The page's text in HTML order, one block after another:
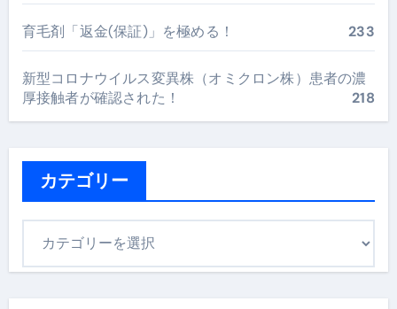
育毛剤「返金(保証)」を極める！ 233
新型コロナウイルス変異株（オミクロン株）患者の濃
厚接触者が確認された！
218
カテゴリー